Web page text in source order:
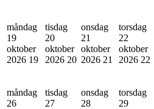
måndag
19
oktober
2026 19
tisdag
20
oktober
2026 20
onsdag
21
oktober
2026 21
torsdag
22
oktober
2026 22
måndag
26
tisdag
27
onsdag
28
torsdag
29